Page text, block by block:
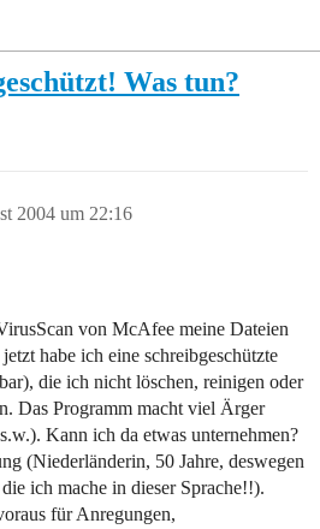
Was tun?
2004 um 22:16
von McAfee meine Dateien
habe ich eine schreibgeschützte
die ich nicht löschen, reinigen oder
Das Programm macht viel Ärger
Kann ich da etwas unternehmen?
(Niederländerin, 50 Jahre, deswegen
ich mache in dieser Sprache!!).
für Anregungen,